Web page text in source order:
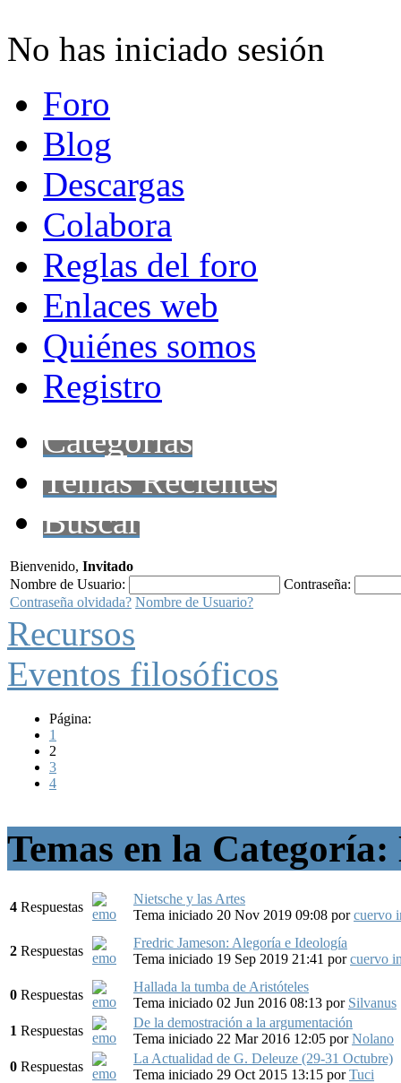
No has iniciado sesión
Foro
Blog
Descargas
Colabora
Reglas del foro
Enlaces web
Quiénes somos
Registro
Categorías
Temas Recientes
Buscar
Bienvenido, Invitado
Nombre de Usuario:
Contraseña:
Contraseña olvidada? Nombre de Usuario?
Recursos
Eventos filosóficos
Página:
1
2
3
4
Temas en la
4 Respuestas
Nietsche y las Artes
Tema iniciado 20 Nov 2019 09:08 porcuervo
2 Respuestas
Fredric Jameson: Alegoría e Ideología
Tema iniciado 19 Sep 2019 21:41 porcuervo
0 Respuestas
Hallada la tumba de Aristóteles
Tema iniciado 02 Jun 2016 08:13 por Silvanus
1 Respuestas
De la demostración a la argumentación
Tema iniciado 22 Mar 2016 12:05 porNolano
0 Respuestas
La Actualidad de G. Deleuze (29-31 Octubre)
Tema iniciado 29 Oct 2015 13:15 porTuci